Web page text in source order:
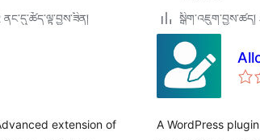
སྒྲིག་འཇུག་བྱས་ཚད།
extension of
A WordPress